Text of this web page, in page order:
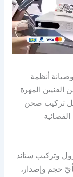
أنظمة
الفنيين المهرة
تركيب صحن
وتركيب ستاند
حجم وإصدار،